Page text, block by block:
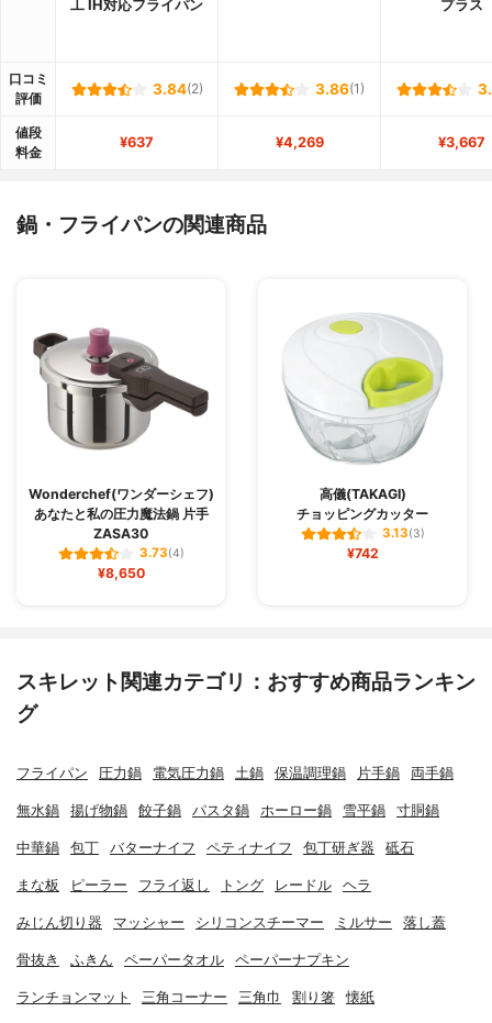
工 IH対応フライパン プラス
口コミ
評価
3.84(2) 3.86(1)
値段
料金
¥637 ¥4,269 ¥3,667
鍋・フライパンの関連商品
Wonderchef(ワンダーシェフ)
あなたと私の圧力魔法鍋 片手
ZASA30
3.73(4)
¥8,650
高儀(TAKAGI)
チョッピングカッター
3.13(3)
¥742
スキレット関連カテゴリ：おすすめ商品ランキン
グ
フライパン 圧力鍋 電気圧力鍋 土鍋 保温調理鍋 片手鍋 両手鍋
無水鍋 揚げ物鍋 餃子鍋 パスタ鍋 ホーロー鍋 雪平鍋 寸胴鍋
中華鍋 包丁 バターナイフ ペティナイフ 包丁研ぎ器 砥石
まな板 ピーラー フライ返し トング レードル ヘラ
みじん切り器 マッシャー シリコンスチーマー ミルサー 落し蓋
骨抜き ふきん ペーパータオル ペーパーナプキン
ランチョンマット 三角コーナー 三角巾 割り箸 懐紙